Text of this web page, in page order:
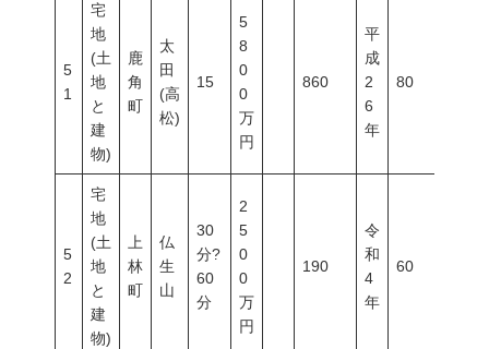
5
1
宅
地
(土
地
と
建
物)
鹿
角
町
太
田
(高
松)
15
5
8
0
0
万
円
860
平
成
2
6
年
80
5
2
宅
地
(土
地
と
建
物)
上
林
町
仏
生
山
30
分?
60
分
2
5
0
0
万
円
190
令
和
4
年
60